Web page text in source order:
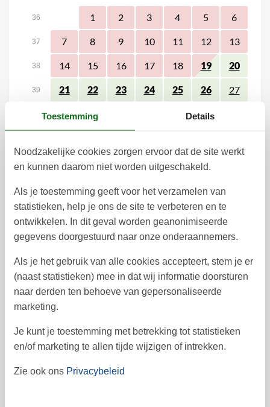
36 1 2 3 4 5 6
37 7 8 9 10 11 12 13
38 14 15 16 17 18 19 20
39 21 22 23 24 25 26 27
28 29
oktober 2026
40 2 3
41 5 6 7 8 9 10
19 20 21 22 24
44 26 27 28 29 30 31
Toestemming Details
Noodzakelijke cookies zorgen ervoor dat de site werkt
en kunnen daarom niet worden uitgeschakeld.
Als je toestemming geeft voor het verzamelen van
statistieken, help je ons de site te verbeteren en te
ontwikkelen. In dit geval worden geanonimiseerde
gegevens doorgestuurd naar onze onderaannemers.
Als je het gebruik van alle cookies accepteert, stem je er
(naast statistieken) mee in dat wij informatie doorsturen
naar derden ten behoeve van gepersonaliseerde
marketing.
Je kunt je toestemming met betrekking tot statistieken
en/of marketing te allen tijde wijzigen of intrekken.
Zie ook ons Privacybeleid